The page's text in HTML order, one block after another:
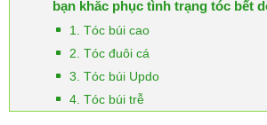
bạn khắc phục tình trạng tóc bết
1. Tóc búi cao
2. Tóc đuôi cá
3. Tóc búi Updo
4. Tóc búi trễ